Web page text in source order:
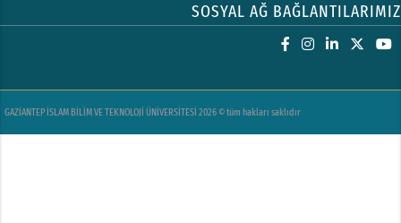
SOSYAL AĞ BAĞLANTILARIMIZ
GAZİANTEP İSLAM BİLİM VE TEKNOLOJİ ÜNİVERSİTESİ 2026 © tüm hakları saklıdır